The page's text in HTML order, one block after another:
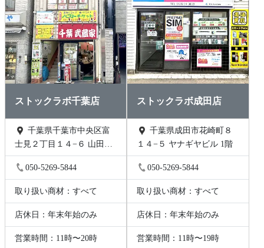
ストックラボ千葉店
士見２丁目１４−６ 山田ビ
ル 2階B号
050-5269-5844
取り扱い商材：すべて
店休日：年末年始のみ
営業時間：11時〜20時
ストックラボ成田店
千葉県成田市花崎町８
１４−５ ヤナギヤビル 1階
050-5269-5844
取り扱い商材：すべて
店休日：年末年始のみ
営業時間：11時〜19時